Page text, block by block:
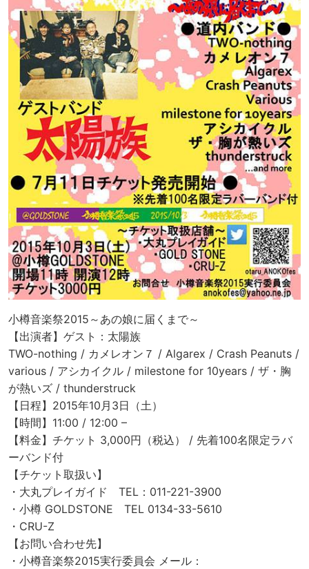
小樽音楽祭2015～あの娘に届くまで～
【出演者】ゲスト：太陽族
TWO-nothing / カメレオン７ / Algarex / Crash Peanuts /
various / アシカイクル / milestone for 10years / ザ・胸
が熱いズ / thunderstruck
【日程】2015年10月3日（土）
【時間】11:00 / 12:00 –
【料金】チケット 3,000円（税込） / 先着100名限定ラバ
ーバンド付
【チケット取扱い】
・大丸プレイガイド TEL：011-221-3900
・小樽 GOLDSTONE TEL 0134-33-5610
・CRU-Z
【お問い合わせ先】
・小樽音楽祭2015実行委員会 メール：